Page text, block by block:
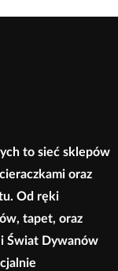
to sieć sklepów
oraz
Od ręki
tapet, oraz
Świat Dywanów